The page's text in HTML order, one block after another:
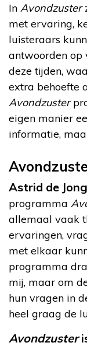
In Avondzuster
met ervaring,
luisteraars
antwoorden op
deze tijden,
extra behoefte
Avondzuster
eigen manier
informatie,
Astrid de
programma
allemaal vaak
ervaringen,
met elkaar
programma
mij, maar om
hun vragen in
heel graag de
Avondzuster